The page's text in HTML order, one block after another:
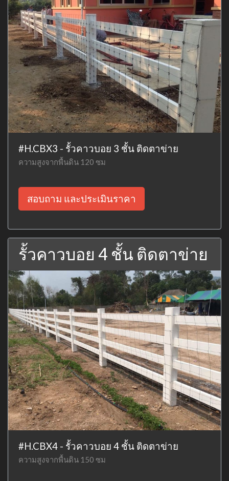
#H.CBX3 - รั้วคาวบอย 3 ชั้น ติดตาข่าย
ความสูงจากพื้นดิน 120 ซม
สอบถาม และประเมินราคา
รั้วคาวบอย 4 ชั้น ติดตาข่าย
#H.CBX4 - รั้วคาวบอย 4 ชั้น ติดตาข่าย
ความสูงจากพื้นดิน 150 ซม